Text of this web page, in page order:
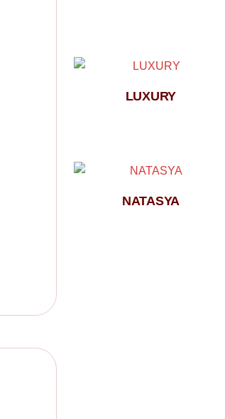
LUXURY
NATASYA